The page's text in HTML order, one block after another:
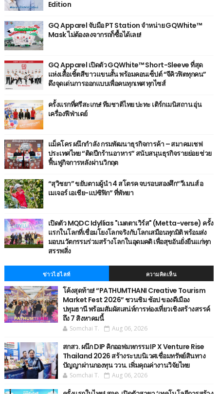
Edition
GQ Apparel จับมือ PT Station จำหน่าย GQWhite™
Mask ไม่ต้องลงจากรถก็ซื้อได้เลย!
GQ Apparel เปิดตัว GQWhite™ Short-Sleeve ที่สุด
แห่งเสื้อเชิ้ตสีขาวแขนสั้น พร้อมคอนเซ็ปต์ “จีคิวฟิตทุกคน”
ดึงจุดเด่นการออกแบบเพื่อคนทุกเพศ ทุกไซส์
ครั้งแรกที่ศรีสะเกษ! ทีมชาติไทย ปะทะ เติร์กเมนิสถาน อุ่น
เครื่องฟีฟ่าเดย์
แม็คโคร ผนึกกำลัง กรมพัฒนาธุรกิจการค้า – สมาคมเชฟ
ประเทศไทย “ติดปีกร้านอาหาร” สนับสนุนธุรกิจรายย่อย ช่วย
ฟื้นฟูกิจการหลังผ่านวิกฤต
“สุวิชยา” ขยับตามผู้นำ 4 สโตรค จบรอบสองศึก“วีเมนส์ อ
เมเจอร์ เอเชีย-แปซิฟิก” ที่พัทยา
เปิดตัว MQDC Idyllias "เมตตาเวิร์ส" (Metta-verse) ครั้ง
แรกในโลกที่เชื่อมโยงโลกจริงกับโลกเสมือนทุกมิติ พร้อมส่ง
มอบนวัตกรรมร่วมสร้างโลกในอุดมคติ เพื่อสุขอันยั่งยืนแก่ทุก
สรรพสิ่ง
ข่าวไฮไลท์ ความคิดเห็น
โค้งสุดท้าย! “PATHUMTHANI Creative Tourism
Market Fest 2026” ชวนชิม ช้อป ของดีเมือง
ปทุมธานี พร้อมสัมผัสเสน่ห์การท่องเที่ยวเชิงสร้างสรรค์
ถึง 7 สิงหาคมนี้
Somchai T. Aug 06, 2026
สกสว. ผนึก DIP คิกออฟมหกรรม IP X Venture Rise
Thailand 2026 สร้างระบบนิเวศเชื่อมทรัพย์สินทาง
ปัญญาผ่านกองทุน ววน. เพิ่มคุณค่างานวิจัยไทย
Somchai T. Aug 06, 2026